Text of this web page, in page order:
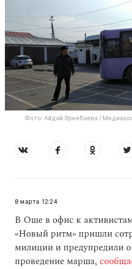
Фото: Айдай Эркебаева /
12:24
8 марта
В Оше в офис к
«Новый ритм» пришли
милиции и предупредили о
проведение марша,